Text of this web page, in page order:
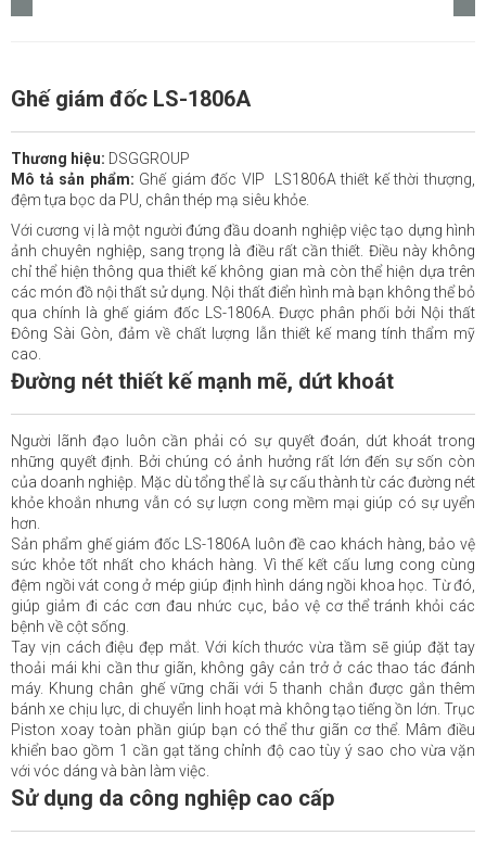
Ghế giám đốc LS-1806A
Thương hiệu: DSGGROUP
Mô tả sản phẩm: Ghế giám đốc VIP LS1806A thiết kế thời thượng,
đệm tựa bọc da PU, chân thép mạ siêu khỏe.
Với cương vị là một người đứng đầu doanh nghiệp việc tạo dựng hình
ảnh chuyên nghiệp, sang trọng là điều rất cần thiết. Điều này không
chỉ thể hiện thông qua thiết kế không gian mà còn thể hiện dựa trên
các món đồ nội thất sử dụng. Nội thất điển hình mà bạn không thể bỏ
qua chính là ghế giám đốc LS-1806A. Được phân phối bởi Nội thất
Đông Sài Gòn, đảm về chất lượng lẫn thiết kế mang tính thẩm mỹ
cao.
Đường nét thiết kế mạnh mẽ, dứt khoát
Người lãnh đạo luôn cần phải có sự quyết đoán, dứt khoát trong
những quyết định. Bởi chúng có ảnh hưởng rất lớn đến sự sốn còn
của doanh nghiệp. Mặc dù tổng thể là sự cấu thành từ các đường nét
khỏe khoắn nhưng vẫn có sự lượn cong mềm mại giúp có sự uyển
hơn.
Sản phẩm ghế giám đốc LS-1806A luôn đề cao khách hàng, bảo vệ
sức khỏe tốt nhất cho khách hàng. Vì thế kết cấu lưng cong cùng
đệm ngồi vát cong ở mép giúp định hình dáng ngồi khoa học. Từ đó,
giúp giảm đi các cơn đau nhức cục, bảo vệ cơ thể tránh khỏi các
bệnh về cột sống.
Tay vịn cách điệu đẹp mắt. Với kích thước vừa tầm sẽ giúp đặt tay
thoải mái khi cần thư giãn, không gây cản trở ở các thao tác đánh
máy. Khung chân ghế vững chãi với 5 thanh chắn được gắn thêm
bánh xe chịu lực, di chuyển linh hoạt mà không tạo tiếng ồn lớn. Trục
Piston xoay toàn phần giúp bạn có thể thư giãn cơ thể. Mâm điều
khiển bao gồm 1 cần gạt tăng chỉnh độ cao tùy ý sao cho vừa vặn
với vóc dáng và bàn làm việc.
Sử dụng da công nghiệp cao cấp